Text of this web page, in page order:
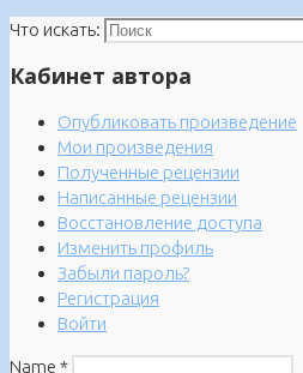
Что искать:
Кабинет автора
Опубликовать произведение
Мои произведения
Полученные рецензии
Написанные рецензии
Восстановление доступа
Изменить профиль
Забыли пароль?
Регистрация
Войти
Name *